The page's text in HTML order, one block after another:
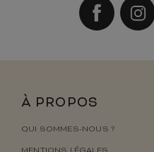
À PROPOS
QUI SOMMES-NOUS ?